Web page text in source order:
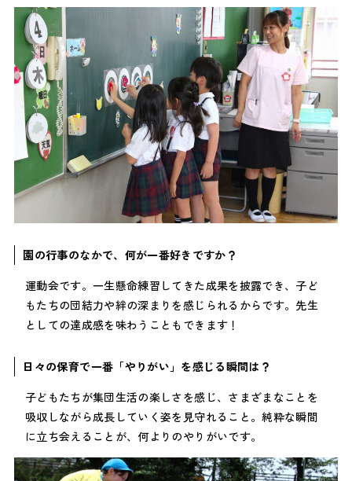
園の行事のなかで、何が一番好きですか？
運動会です。一生懸命練習してきた成果を披露でき、子ど
もたちの団結力や絆の深まりを感じられるからです。先生
としての達成感を味わうこともできます！
日々の保育で一番「やりがい」を感じる瞬間は？
子どもたちが集団生活の楽しさを感じ、さまざまなことを
吸収しながら成長していく姿を見守れること。純粋な瞬間
に立ち会えることが、何よりのやりがいです。